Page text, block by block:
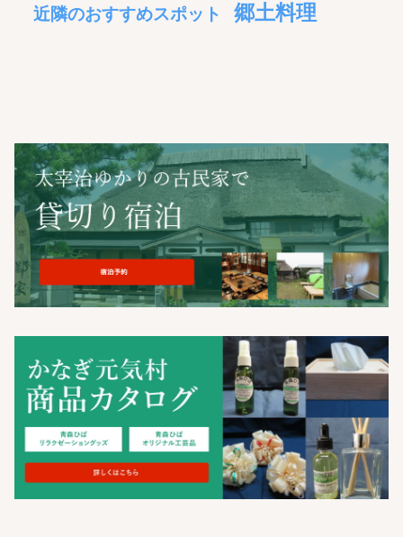
近隣のおすすめスポット
郷土料理